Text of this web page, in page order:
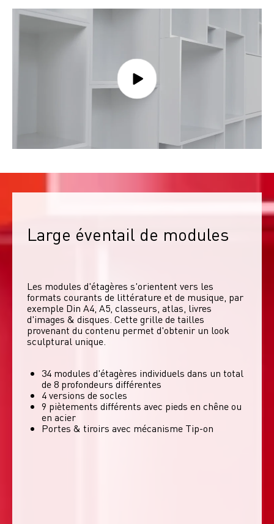
Large éventail de modules
Les modules d'étagères s'orientent vers les
formats courants de littérature et de musique, par
exemple Din A4, A5, classeurs, atlas, livres
d'images & disques. Cette grille de tailles
provenant du contenu permet d'obtenir un look
sculptural unique.
34 modules d'étagères individuels dans un total
de 8 profondeurs différentes
4 versions de socles
9 piètements différents avec pieds en chêne ou
en acier
Portes & tiroirs avec mécanisme Tip-on